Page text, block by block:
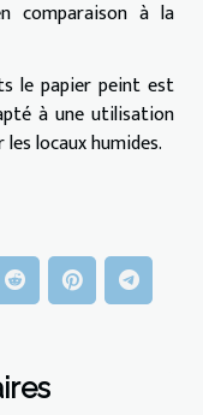
comparaison à la
le papier peint est
à une utilisation
locaux humides.